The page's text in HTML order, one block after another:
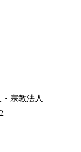
宗教法人